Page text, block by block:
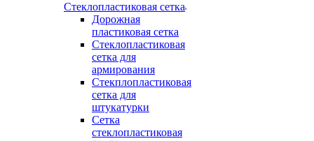
Стеклопластиковая сетка
Дорожная
пластиковая сетка
Стеклопластиковая
сетка для
армирования
Стекплопластиковая
сетка для
штукатурки
Сетка
стеклопластиковая